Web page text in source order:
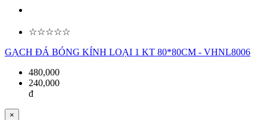
☆☆☆☆☆
GẠCH ĐÁ BÓNG KÍNH LOẠI 1 KT 80*80CM - VHNL8006
480,000
240,000
đ
×